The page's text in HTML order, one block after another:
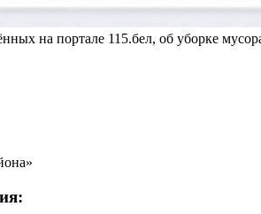
на портале 115.бел, об уборке